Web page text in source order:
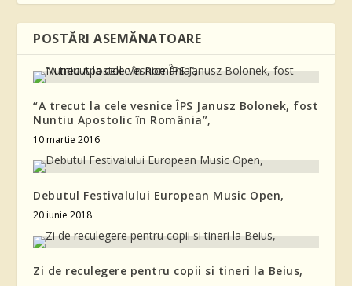
POSTĂRI ASEMĂNATOARE
“A trecut la cele vesnice ÎPS Janusz Bolonek, fost
Nuntiu Apostolic în România”,
10 martie 2016
Debutul Festivalului European Music Open,
20 iunie 2018
Zi de reculegere pentru copii si tineri la Beius,